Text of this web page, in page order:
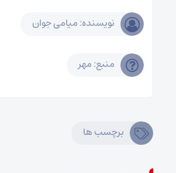
نویسنده: میامی جوان
منبع: مهر
برچسب ها